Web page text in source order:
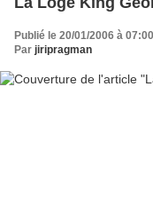
Publié le 20/01/2006 à 07:00
Par jiripragman